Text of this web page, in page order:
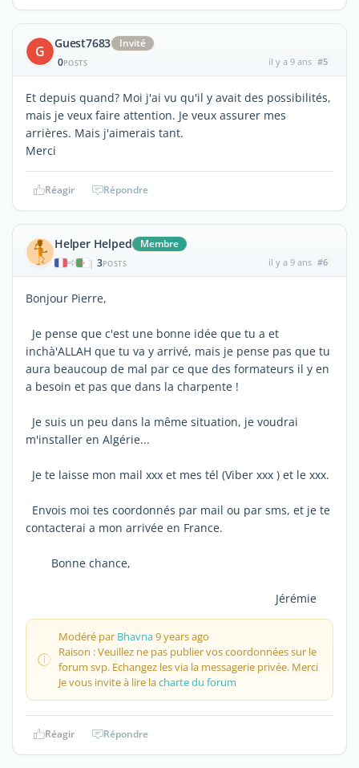
G Guest7683
Invité
0POSTS il y a 9 ans #5
Et depuis quand? Moi j'ai vu qu'il y avait des possibilités,
mais je veux faire attention. Je veux assurer mes
arrières. Mais j'aimerais tant.
Merci
Réagir Répondre
Helper Helped Membre
| 3POSTS il y a 9 ans #6
Bonjour Pierre,
Je pense que c'est une bonne idée que tu a et
inchà'ALLAH que tu va y arrivé, mais je pense pas que tu
aura beaucoup de mal par ce que des formateurs il y en
a besoin et pas que dans la charpente !
Je suis un peu dans la même situation, je voudrai
m'installer en Algérie...
Je te laisse mon mail xxx et mes tél (Viber xxx ) et le xxx.
Envois moi tes coordonnés par mail ou par sms, et je te
contacterai a mon arrivée en France.
Bonne chance,
Jérémie
Modéré par Bhavna9 years ago
Raison : Veuillez ne pas publier vos coordonnées sur le
forum svp. Echangez les via la messagerie privée. Merci
Je vous invite à lire lacharte du forum
Réagir Répondre